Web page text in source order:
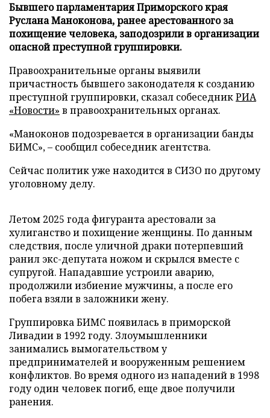
Бывшего парламентария Приморского края
Руслана Маноконова, ранее арестованного за
похищение человека, заподозрили в организации
опасной преступной группировки.
Правоохранительные органы выявили
причастность бывшего законодателя к созданию
преступной группировки, сказал собеседникРИА
«Новости» в правоохранительных органах.
«Маноконов подозревается в организации банды
БИМС», – сообщил собеседник агентства.
Сейчас политик уже находится в СИЗО по другому
уголовному делу.
Летом 2025 года фигуранта арестовали за
хулиганство и похищение женщины. По данным
следствия, после уличной драки потерпевший
ранил экс-депутата ножом и скрылся вместе с
супругой. Нападавшие устроили аварию,
продолжили избиение мужчины, а после его
побега взяли в заложники жену.
Группировка БИМС появилась в приморской
Ливадии в 1992 году. Злоумышленники
занимались вымогательством у
предпринимателей и вооруженным решением
конфликтов. Во время одного из нападений в 1998
году один человек погиб, еще двое получили
ранения.